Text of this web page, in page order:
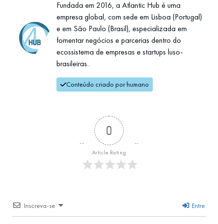
Fundada em 2016, a Atlantic Hub é uma
empresa global, com sede em Lisboa (Portugal)
e em São Paulo (Brasil), especializada em
fomentar negócios e parcerias dentro do
ecossistema de empresas e startups luso-
brasileiras..
Conteúdo criado por humano
0
Article Rating
Inscreva-se Entre